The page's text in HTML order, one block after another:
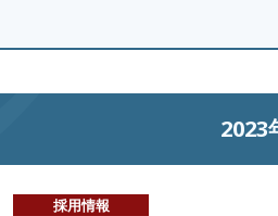
2023
採用情報